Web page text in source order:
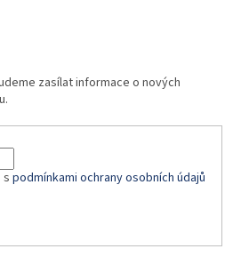
zasílat informace o nových
s podmínkami ochrany osobních údajů